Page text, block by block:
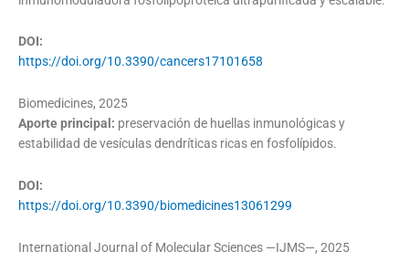
DOI:
https://doi.org/10.3390/cancers17101658
Biomedicines, 2025
Aporte principal: preservación de huellas inmunológicas y
estabilidad de vesículas dendríticas ricas en fosfolípidos.
DOI:
https://doi.org/10.3390/biomedicines13061299
International Journal of Molecular Sciences —IJMS—, 2025